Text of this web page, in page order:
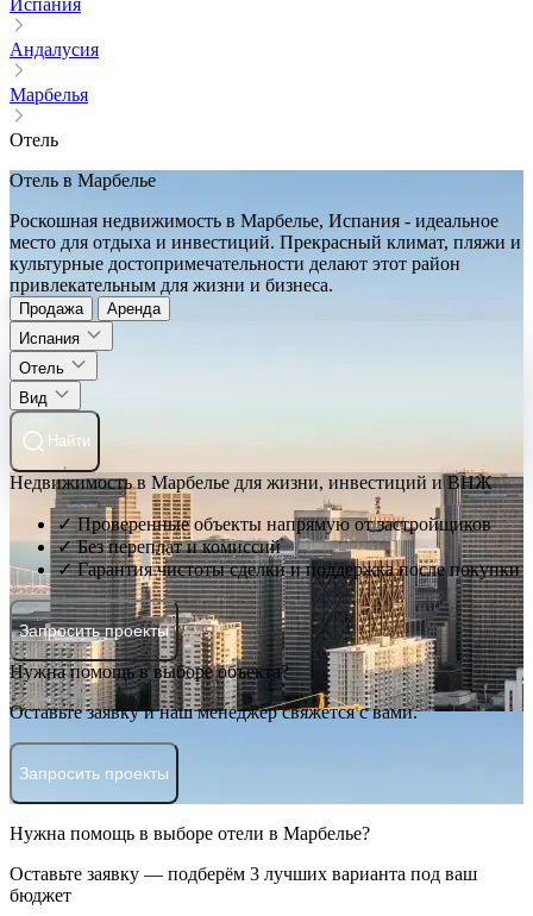
Андалусия
Марбелья
Отель
Отель в Марбелье
Роскошная недвижимость в Марбелье, Испания - идеальное
место для отдыха и инвестиций. Прекрасный климат, пляжи и
культурные достопримечательности делают этот район
привлекательным для жизни и бизнеса.
Продажа
Аренда
Испания
Отель
Вид
Найти
Недвижимость в Марбелье для жизни, инвестиций и ВНЖ
✓ Проверенные объекты напрямую от застройщиков
✓ Без переплат и комиссий
✓ Гарантия чистоты сделки и поддержка после покупки
Запросить проекты
Нужна помощь в выборе объекта?
Оставьте заявку и наш менеджер свяжется с вами.
Запросить проекты
Нужна помощь в выборе отели в Марбелье?
Оставьте заявку — подберём 3 лучших варианта под ваш
бюджет